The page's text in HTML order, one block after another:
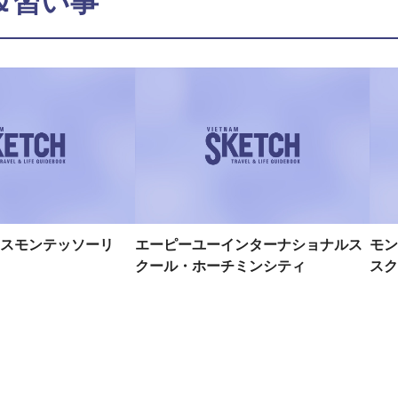
モンテッソーリ
エーピーユーインターナショナルス
クール・ホーチミンシティ
モ
ス